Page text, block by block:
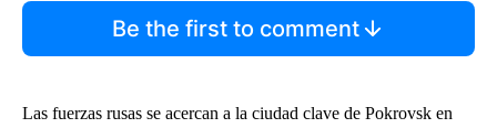
Be the first to comment
Las fuerzas rusas se acercan a la ciudad clave de Pokrovsk en